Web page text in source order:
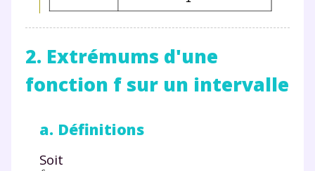
2. Extrémums d'une
fonction f sur un intervalle
a. Définitions
Soit
consulternotre charte.